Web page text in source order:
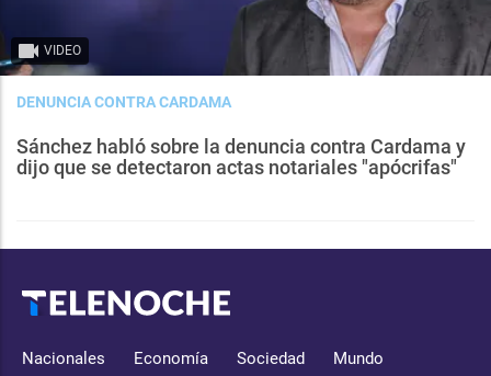
VIDEO
DENUNCIA CONTRA CARDAMA
Sánchez habló sobre la denuncia contra Cardama y
dijo que se detectaron actas notariales "apócrifas"
Nacionales Economía Sociedad Mundo